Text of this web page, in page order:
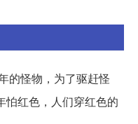
的怪物，为了驱赶怪
怕红色，人们穿红色的